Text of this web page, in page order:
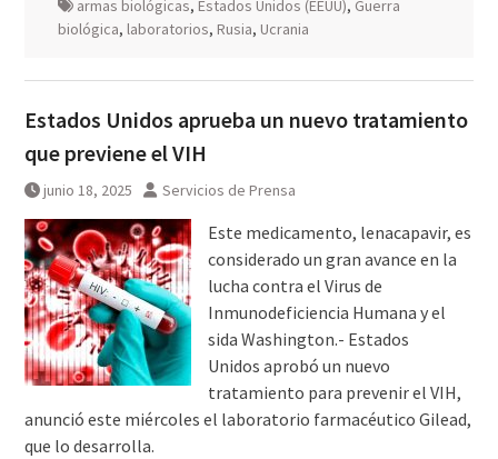
armas biológicas, Estados Unidos (EEUU), Guerra
biológica, laboratorios, Rusia, Ucrania
Estados Unidos aprueba un nuevo tratamiento
que previene el VIH
junio 18, 2025 Servicios de Prensa
Este medicamento, lenacapavir, es
considerado un gran avance en la
lucha contra el Virus de
Inmunodeficiencia Humana y el
sida Washington.- Estados
Unidos aprobó un nuevo
tratamiento para prevenir el VIH,
anunció este miércoles el laboratorio farmacéutico Gilead,
que lo desarrolla.